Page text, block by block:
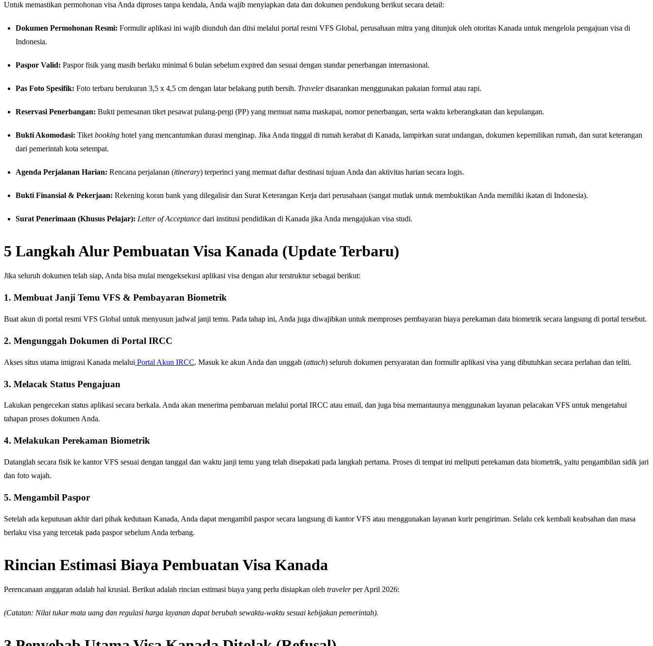
Untuk memastikan permohonan visa Anda diproses tanpa kendala, Anda wajib menyiapkan data dan dokumen pendukung berikut secara detail:
Dokumen Permohonan Resmi: Formulir aplikasi ini wajib diunduh dan diisi melalui portal resmi VFS Global, perusahaan mitra yang ditunjuk oleh otoritas Kanada untuk mengelola pengajuan visa di
Indonesia.
Paspor Valid: Paspor fisik yang masih berlaku minimal 6 bulan sebelum expired dan sesuai dengan standar penerbangan internasional.
Pas Foto Spesifik: Foto terbaru berukuran 3,5 x 4,5 cm dengan latar belakang putih bersih. Travelerdisarankan menggunakan pakaian formal atau rapi.
Reservasi Penerbangan: Bukti pemesanan tiket pesawat pulang-pergi (PP) yang memuat nama maskapai, nomor penerbangan, serta waktu keberangkatan dan kepulangan.
Bukti Akomodasi: Tiket booking hotel yang mencantumkan durasi menginap. Jika Anda tinggal di rumah kerabat di Kanada, lampirkan surat undangan, dokumen kepemilikan rumah, dan surat keterangan
dari pemerintah kota setempat.
Agenda Perjalanan Harian: Rencana perjalanan (itinerary) terperinci yang memuat daftar destinasi tujuan Anda dan aktivitas harian secara logis.
Bukti Finansial & Pekerjaan: Rekening koran bank yang dilegalisir dan Surat Keterangan Kerja dari perusahaan (sangat mutlak untuk membuktikan Anda memiliki ikatan di Indonesia).
Surat Penerimaan (Khusus Pelajar): Letter of Acceptance dari institusi pendidikan di Kanada jika Anda mengajukan visa studi.
5 Langkah Alur Pembuatan Visa Kanada (Update Terbaru)
Jika seluruh dokumen telah siap, Anda bisa mulai mengeksekusi aplikasi visa dengan alur terstruktur sebagai berikut:
1. Membuat Janji Temu VFS & Pembayaran Biometrik
Buat akun di portal resmi VFS Global untuk menyusun jadwal janji temu. Pada tahap ini, Anda juga diwajibkan untuk memproses pembayaran biaya perekaman data biometrik secara langsung di portal tersebut.
2. Mengunggah Dokumen di Portal IRCC
Akses situs utama imigrasi Kanada melalui Portal Akun IRCC. Masuk ke akun Anda dan unggah (attach) seluruh dokumen persyaratan dan formulir aplikasi visa yang dibutuhkan secara perlahan dan teliti.
3. Melacak Status Pengajuan
Lakukan pengecekan status aplikasi secara berkala. Anda akan menerima pembaruan melalui portal IRCC atau email, dan juga bisa memantaunya menggunakan layanan pelacakan VFS untuk mengetahui
tahapan proses dokumen Anda.
4. Melakukan Perekaman Biometrik
Datanglah secara fisik ke kantor VFS sesuai dengan tanggal dan waktu janji temu yang telah disepakati pada langkah pertama. Proses di tempat ini meliputi perekaman data biometrik, yaitu pengambilan sidik jari
dan foto wajah.
5. Mengambil Paspor
Setelah ada keputusan akhir dari pihak kedutaan Kanada, Anda dapat mengambil paspor secara langsung di kantor VFS atau menggunakan layanan kurir pengiriman. Selalu cek kembali keabsahan dan masa
berlaku visa yang tercetak pada paspor sebelum Anda terbang.
Rincian Estimasi Biaya Pembuatan Visa Kanada
Perencanaan anggaran adalah hal krusial. Berikut adalah rincian estimasi biaya yang perlu disiapkan oleh travelerper April 2026:
(Catatan: Nilai tukar mata uang dan regulasi harga layanan dapat berubah sewaktu-waktu sesuai kebijakan pemerintah).